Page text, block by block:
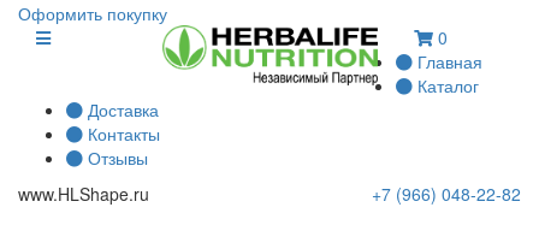
Оформить покупку
0
Главная
Каталог
Доставка
Контакты
Отзывы
www.HLShape.ru +7 (966) 048-22-82